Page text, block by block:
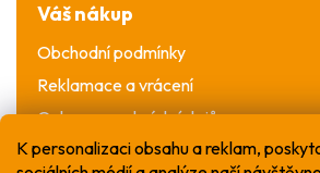
K personalizaci obsahu a reklam,
Váš nákup
Obchodní podmínky
Reklamace a vrácení
Ochrana osobních údajů